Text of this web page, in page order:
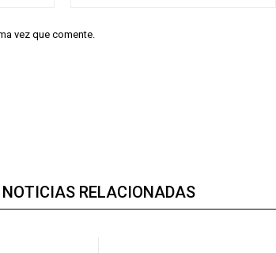
vez que comente.
NOTICIAS RELACIONADAS